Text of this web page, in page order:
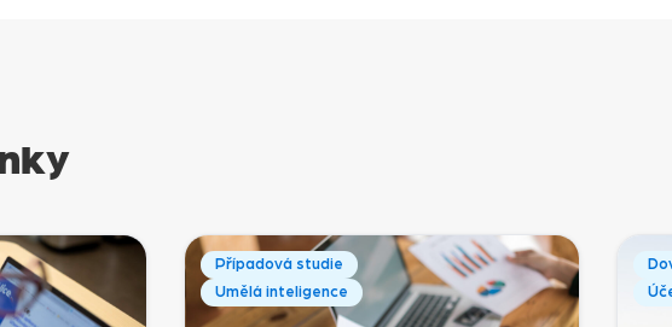
Případová studie
Umělá inteligence